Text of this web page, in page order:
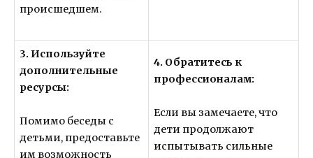
происшедшем.
3. Используйте
дополнительные
ресурсы:
Помимо беседы с
детьми, предоставьте
им возможность
4. Обратитесь к
профессионалам:
Если вы замечаете, что
дети продолжают
испытывать сильные